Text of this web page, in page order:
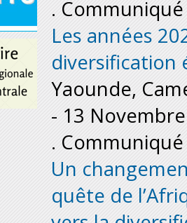
.
Les années
diversification
Yaounde,
- 13
.
Un
quête de